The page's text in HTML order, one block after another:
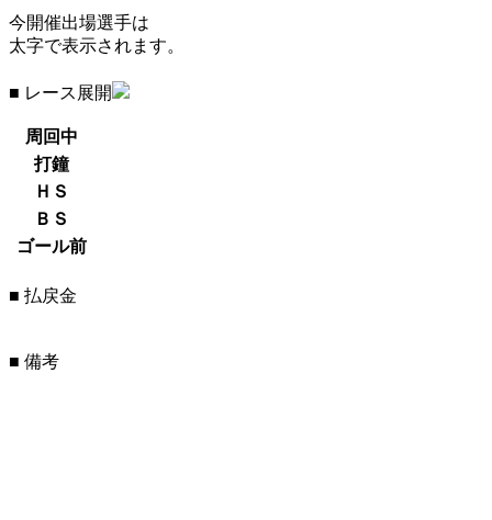
今開催出場選手は
太字で表示されます。
■ レース展開
周回中
打鐘
ＨＳ
ＢＳ
ゴール前
■ 払戻金
■ 備考